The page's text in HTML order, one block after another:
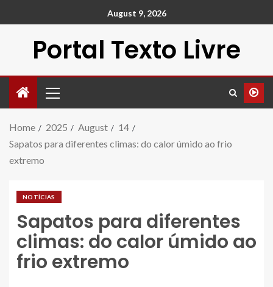
August 9, 2026
Portal Texto Livre
Home 2025 August
14
Sapatos para diferentes climas: do calor úmido ao frio
extremo
NOTÍCIAS
Sapatos para diferentes
climas: do calor úmido ao
frio extremo